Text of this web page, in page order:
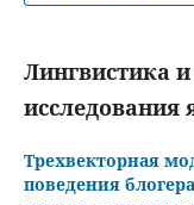
Лингвистика
исследования
Трехвекторная
поведения